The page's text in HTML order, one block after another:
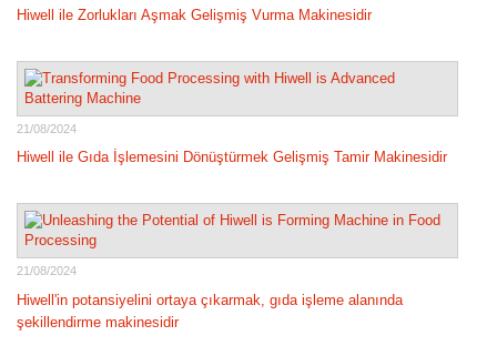
Hiwell ile Zorlukları Aşmak Gelişmiş Vurma Makinesidir
21/08/2024
Hiwell ile Gıda İşlemesini Dönüştürmek Gelişmiş Tamir Makinesidir
21/08/2024
Hiwell'in potansiyelini ortaya çıkarmak, gıda işleme alanında
şekillendirme makinesidir